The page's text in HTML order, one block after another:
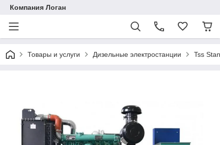
Компания Логан
Товары и услуги Дизельные электростанции Tss